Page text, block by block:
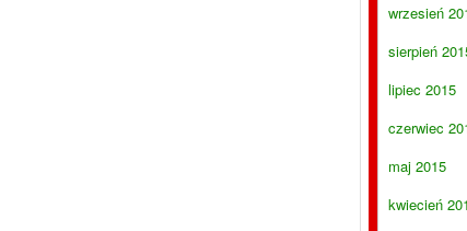
wrzesień
sierpień
lipiec 2015
czerwiec
maj 2015
kwiecień